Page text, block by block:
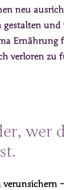
neu
gestalten
Ernährung
verloren zu
wer
verunsichern –